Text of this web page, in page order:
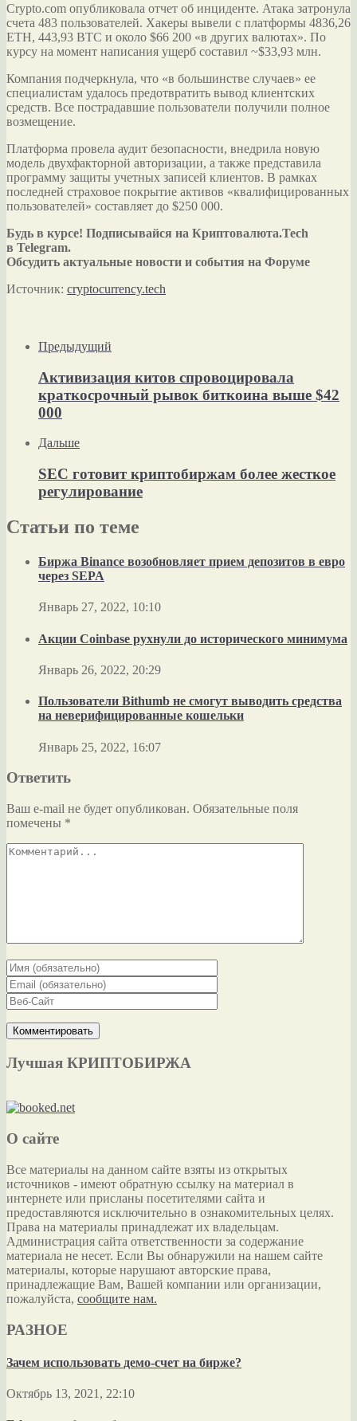
Crypto.com опубликовала отчет об инциденте. Атака затронула
счета 483 пользователей. Хакеры вывели с платформы 4836,26
ETH, 443,93 BTC и около $66 200 «в других валютах». По
курсу на момент написания ущерб составил ~$33,93 млн.
Компания подчеркнула, что «в большинстве случаев» ее
специалистам удалось предотвратить вывод клиентских
средств. Все пострадавшие пользователи получили полное
возмещение.
Платформа провела аудит безопасности, внедрила новую
модель двухфакторной авторизации, а также представила
программу защиты учетных записей клиентов. В рамках
последней страховое покрытие активов «квалифицированных
пользователей» составляет до $250 000.
Будь в курсе! Подписывайся на Криптовалюта.Tech
в Telegram.
Обсудить актуальные новости и события на Форуме
Источник: cryptocurrency.tech
Предыдущий
Активизация китов спровоцировала
краткосрочный рывок биткоина выше $42
000
Дальше
SEC готовит криптобиржам более жесткое
регулирование
Статьи по теме
Биржа Binance возобновляет прием депозитов в евро
через SEPA
Январь 27, 2022, 10:10
Акции Coinbase рухнули до исторического минимума
Январь 26, 2022, 20:29
Пользователи Bithumb не смогут выводить средства
на неверифицированные кошельки
Январь 25, 2022, 16:07
Ответить
Ваш e-mail не будет опубликован. Обязательные поля
помечены *
Лучшая КРИПТОБИРЖА
О сайте
Все материалы на данном сайте взяты из открытых
источников - имеют обратную ссылку на материал в
интернете или присланы посетителями сайта и
предоставляются исключительно в ознакомительных целях.
Права на материалы принадлежат их владельцам.
Администрация сайта ответственности за содержание
материала не несет. Если Вы обнаружили на нашем сайте
материалы, которые нарушают авторские права,
принадлежащие Вам, Вашей компании или организации,
пожалуйста, сообщите нам.
РАЗНОЕ
Зачем использовать демо-счет на бирже?
Октябрь 13, 2021, 22:10